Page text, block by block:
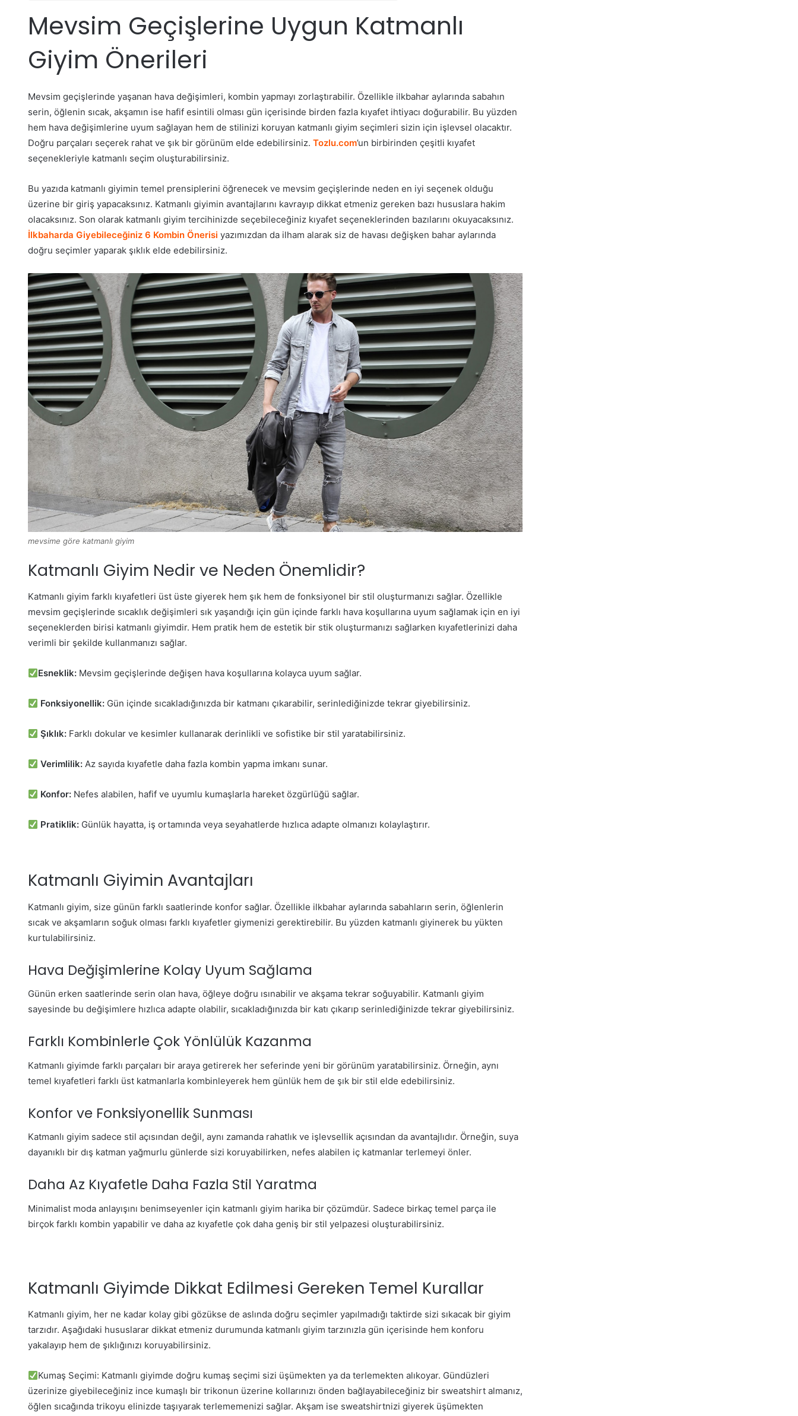
Mevsim Geçişlerine Uygun Katmanlı
Giyim Önerileri
Mevsim geçişlerinde yaşanan hava değişimleri, kombin yapmayı zorlaştırabilir. Özellikle ilkbahar aylarında sabahın
serin, öğlenin sıcak, akşamın ise hafif esintili olması gün içerisinde birden fazla kıyafet ihtiyacı doğurabilir. Bu yüzden
hem hava değişimlerine uyum sağlayan hem de stilinizi koruyan katmanlı giyim seçimleri sizin için işlevsel olacaktır.
Doğru parçaları seçerek rahat ve şık bir görünüm elde edebilirsiniz. Tozlu.com’un birbirinden çeşitli kıyafet
seçenekleriyle katmanlı seçim oluşturabilirsiniz.
Bu yazıda katmanlı giyimin temel prensiplerini öğrenecek ve mevsim geçişlerinde neden en iyi seçenek olduğu
üzerine bir giriş yapacaksınız. Katmanlı giyimin avantajlarını kavrayıp dikkat etmeniz gereken bazı hususlara hakim
olacaksınız. Son olarak katmanlı giyim tercihinizde seçebileceğiniz kıyafet seçeneklerinden bazılarını okuyacaksınız.
İlkbaharda Giyebileceğiniz 6 Kombin Önerisi yazımızdan da ilham alarak siz de havası değişken bahar aylarında
doğru seçimler yaparak şıklık elde edebilirsiniz.
mevsime göre katmanlı giyim
Katmanlı Giyim Nedir ve Neden Önemlidir?
Katmanlı giyim farklı kıyafetleri üst üste giyerek hem şık hem de fonksiyonel bir stil oluşturmanızı sağlar. Özellikle
mevsim geçişlerinde sıcaklık değişimleri sık yaşandığı için gün içinde farklı hava koşullarına uyum sağlamak için en iyi
seçeneklerden birisi katmanlı giyimdir. Hem pratik hem de estetik bir stik oluşturmanızı sağlarken kıyafetlerinizi daha
verimli bir şekilde kullanmanızı sağlar.
Esneklik: Mevsim geçişlerinde değişen hava koşullarına kolayca uyum sağlar.
Fonksiyonellik: Gün içinde sıcakladığınızda bir katmanı çıkarabilir, serinlediğinizde tekrar giyebilirsiniz.
Şıklık: Farklı dokular ve kesimler kullanarak derinlikli ve sofistike bir stil yaratabilirsiniz.
Verimlilik: Az sayıda kıyafetle daha fazla kombin yapma imkanı sunar.
Konfor: Nefes alabilen, hafif ve uyumlu kumaşlarla hareket özgürlüğü sağlar.
Pratiklik: Günlük hayatta, iş ortamında veya seyahatlerde hızlıca adapte olmanızı kolaylaştırır.
Katmanlı Giyimin Avantajları
Katmanlı giyim, size günün farklı saatlerinde konfor sağlar. Özellikle ilkbahar aylarında sabahların serin, öğlenlerin
sıcak ve akşamların soğuk olması farklı kıyafetler giymenizi gerektirebilir. Bu yüzden katmanlı giyinerek bu yükten
kurtulabilirsiniz.
Hava Değişimlerine Kolay Uyum Sağlama
Günün erken saatlerinde serin olan hava, öğleye doğru ısınabilir ve akşama tekrar soğuyabilir. Katmanlı giyim
sayesinde bu değişimlere hızlıca adapte olabilir, sıcakladığınızda bir katı çıkarıp serinlediğinizde tekrar giyebilirsiniz.
Farklı Kombinlerle Çok Yönlülük Kazanma
Katmanlı giyimde farklı parçaları bir araya getirerek her seferinde yeni bir görünüm yaratabilirsiniz. Örneğin, aynı
temel kıyafetleri farklı üst katmanlarla kombinleyerek hem günlük hem de şık bir stil elde edebilirsiniz.
Konfor ve Fonksiyonellik Sunması
Katmanlı giyim sadece stil açısından değil, aynı zamanda rahatlık ve işlevsellik açısından da avantajlıdır. Örneğin, suya
dayanıklı bir dış katman yağmurlu günlerde sizi koruyabilirken, nefes alabilen iç katmanlar terlemeyi önler.
Daha Az Kıyafetle Daha Fazla Stil Yaratma
Minimalist moda anlayışını benimseyenler için katmanlı giyim harika bir çözümdür. Sadece birkaç temel parça ile
birçok farklı kombin yapabilir ve daha az kıyafetle çok daha geniş bir stil yelpazesi oluşturabilirsiniz.
Katmanlı Giyimde Dikkat Edilmesi Gereken Temel Kurallar
Katmanlı giyim, her ne kadar kolay gibi gözükse de aslında doğru seçimler yapılmadığı taktirde sizi sıkacak bir giyim
tarzıdır. Aşağıdaki hususlarar dikkat etmeniz durumunda katmanlı giyim tarzınızla gün içerisinde hem konforu
yakalayıp hem de şıklığınızı koruyabilirsiniz.
Kumaş Seçimi: Katmanlı giyimde doğru kumaş seçimi sizi üşümekten ya da terlemekten alıkoyar. Gündüzleri
üzerinize giyebileceğiniz ince kumaşlı bir trikonun üzerine kollarınızı önden bağlayabileceğiniz bir sweatshirt almanız,
öğlen sıcağında trikoyu elinizde taşıyarak terlememenizi sağlar. Akşam ise sweatshirtnizi giyerek üşümekten